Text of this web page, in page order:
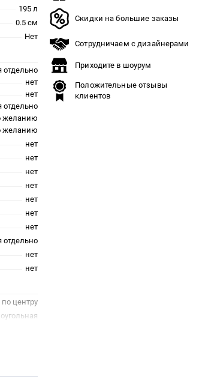
195 л
0.5 см
Нет
отдельно
нет
нет
отдельно
желанию
желанию
нет
нет
нет
нет
нет
нет
нет
отдельно
нет
нет
по центру
Скидки на большие заказы
Сотрудничаем с дизайнерами
Приходите в шоурум
Положительные отзывы
клиентов